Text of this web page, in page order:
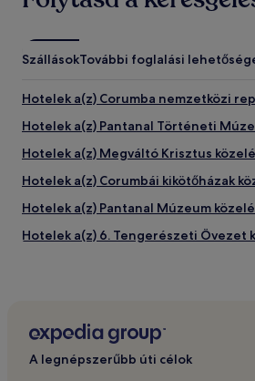
SzállásokTovábbi foglalási
Hotelek a(z) Corumba nemzetközi
Hotelek a(z) Pantanal Történeti
Hotelek a(z) Megváltó Krisztus
Hotelek a(z) Corumbái kikötőházak
Hotelek a(z) Pantanal Múzeum
Hotelek a(z) 6. Tengerészeti Övezet
A legnépszerűbb úti célok